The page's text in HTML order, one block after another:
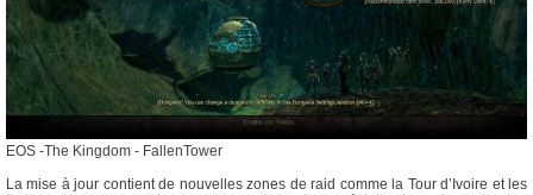
EOS -The Kingdom - FallenTower
La mise à jour contient de nouvelles zones de raid comme la Tour d’Ivoire et les